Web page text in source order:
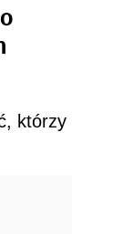
którzy